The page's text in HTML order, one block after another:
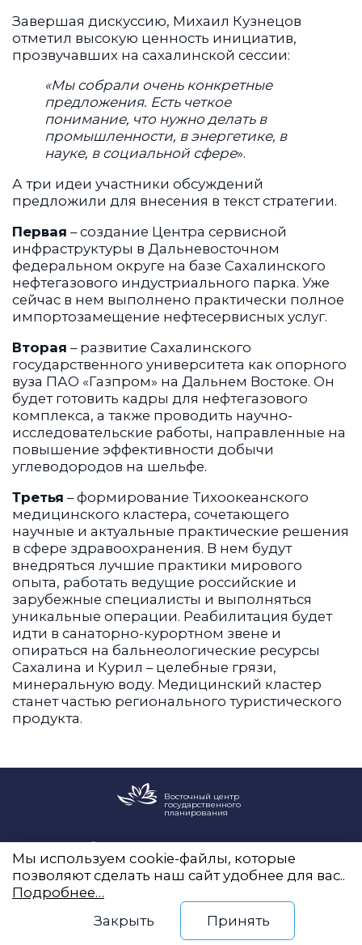
Завершая дискуссию, Михаил Кузнецов
отметил высокую ценность инициатив,
прозвучавших на сахалинской сессии:
«Мы собрали очень конкретные
предложения. Есть четкое
понимание, что нужно делать в
промышленности, в энергетике, в
науке, в социальной сфере».
А три идеи участники обсуждений
предложили для внесения в текст стратегии.
Первая – создание Центра сервисной
инфраструктуры в Дальневосточном
федеральном округе на базе Сахалинского
нефтегазового индустриального парка. Уже
сейчас в нем выполнено практически полное
импортозамещение нефтесервисных услуг.
Вторая ­– развитие Сахалинского
государственного университета как опорного
вуза ПАО «Газпром» на Дальнем Востоке. Он
будет готовить кадры для нефтегазового
комплекса, а также проводить научно-
исследовательские работы, направленные на
повышение эффективности добычи
углеводородов на шельфе.
Третья – формирование Тихоокеанского
медицинского кластера, сочетающего
научные и актуальные практические решения
в сфере здравоохранения. В нем будут
внедряться лучшие практики мирового
опыта, работать ведущие российские и
зарубежные специалисты и выполняться
уникальные операции. Реабилитация будет
идти в санаторно-курортном звене и
опираться на бальнеологические ресурсы
Сахалина и Курил – целебные грязи,
минеральную воду. Медицинский кластер
станет частью регионального туристического
продукта.
Восточный центр
государственного
планирования
info@vostokgosplan.ru
+7 (495) 120-20-05
Telegram
ВКонтакте
Мы используем cookie-файлы, которые
позволяют сделать наш сайт удобнее для вас..
Подробнее…
Закрыть
Принять